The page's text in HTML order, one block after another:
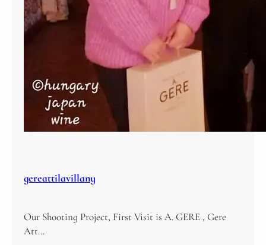
gereattilavillany
Our Shooting Project, First Visit is A. GERE , Gere
Att…